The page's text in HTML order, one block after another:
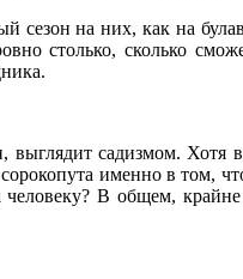
на них, как на
столько, сколько
выглядит садизмом.
именно в том,
В общем,